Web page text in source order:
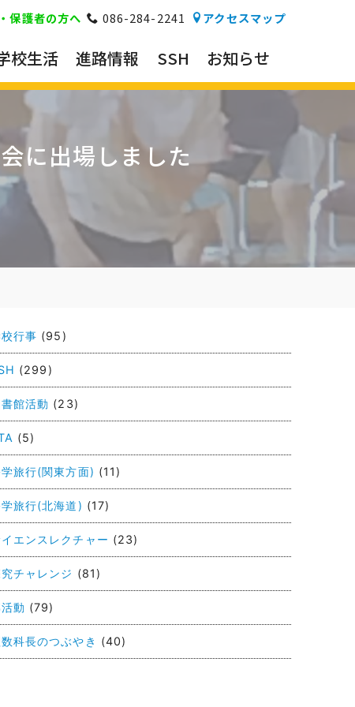
保護者の方へ 086-284-2241 アクセスマップ
校生活 進路情報 SSH お知らせ
に出場しました
行事 (95)
(299)
館活動 (23)
(5)
旅行(関東方面) (11)
旅行(北海道) (17)
エンスレクチャー (23)
チャレンジ (81)
動 (79)
科長のつぶやき (40)